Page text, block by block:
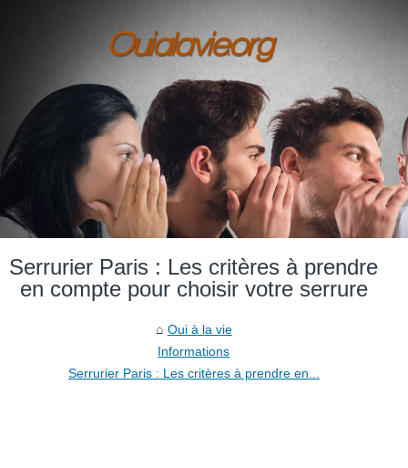
Serrurier Paris : Les critères à prendre
en compte pour choisir votre serrure
Oui à la vie
Informations
Serrurier Paris : Les critères à prendre en...